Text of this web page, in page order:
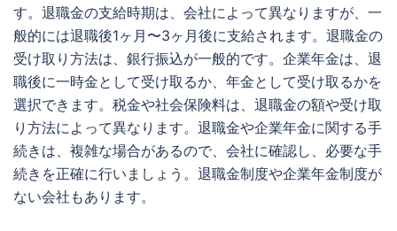
す。退職金の支給時期は、会社によって異なりますが、一
般的には退職後1ヶ月〜3ヶ月後に支給されます。退職金の
受け取り方法は、銀行振込が一般的です。企業年金は、退
職後に一時金として受け取るか、年金として受け取るかを
選択できます。税金や社会保険料は、退職金の額や受け取
り方法によって異なります。退職金や企業年金に関する手
続きは、複雑な場合があるので、会社に確認し、必要な手
続きを正確に行いましょう。退職金制度や企業年金制度が
ない会社もあります。